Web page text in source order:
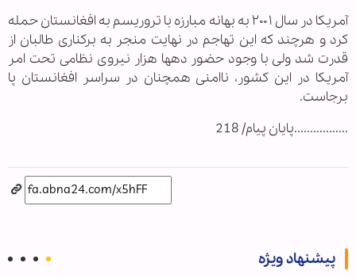
آمریکا در سال ۲۰۰۱ به بهانه مبارزه با تروریسم به افغانستان حمله
کرد و هرچند که این تهاجم در نهایت منجر به برکناری طالبان از
قدرت شد ولی با وجود حضور ده‎ها هزار نیروی نظامی تحت امر
آمریکا در این کشور، ناامنی همچنان در سراسر افغانستان پا
برجاست.
.................پایان پیام/ 218
پیشنهاد ویژه